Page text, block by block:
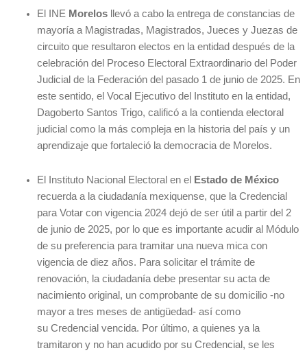
El INE Morelosllevó a cabo la entrega de constancias de
mayoría a Magistradas, Magistrados, Jueces y Juezas de
circuito que resultaron electos en la entidad después de la
celebración del Proceso Electoral Extraordinario del Poder
Judicial de la Federación del pasado 1 de junio de 2025. En
este sentido, el Vocal Ejecutivo del Instituto en la entidad,
Dagoberto Santos Trigo, calificó a la contienda electoral
judicial como la más compleja en la historia del país y un
aprendizaje que fortaleció la democracia de Morelos.
El Instituto Nacional Electoral en el
Estado de México
recuerda a la ciudadanía mexiquense, que la Credencial
para Votar con vigencia 2024 dejó de ser útil a partir del 2
de junio de 2025, por lo que es importante acudir al Módulo
de su preferencia para tramitar una nueva mica con
vigencia de diez años. Para solicitar el trámite de
renovación, la ciudadanía debe presentar su acta de
nacimiento original, un comprobante de su domicilio -no
mayor a tres meses de antigüedad- así como
su Credencial vencida. Por último, a quienes ya la
tramitaron y no han acudido por su Credencial, se les